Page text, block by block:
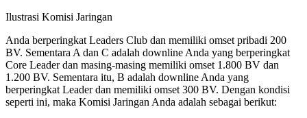
Ilustrasi Komisi Jaringan
Anda berperingkat Leaders Club dan memiliki omset pribadi 200
BV. Sementara A dan C adalah downline Anda yang berperingkat
Core Leader dan masing-masing memiliki omset 1.800 BV dan
1.200 BV. Sementara itu, B adalah downline Anda yang
berperingkat Leader dan memiliki omset 300 BV. Dengan kondisi
seperti ini, maka Komisi Jaringan Anda adalah sebagai berikut: